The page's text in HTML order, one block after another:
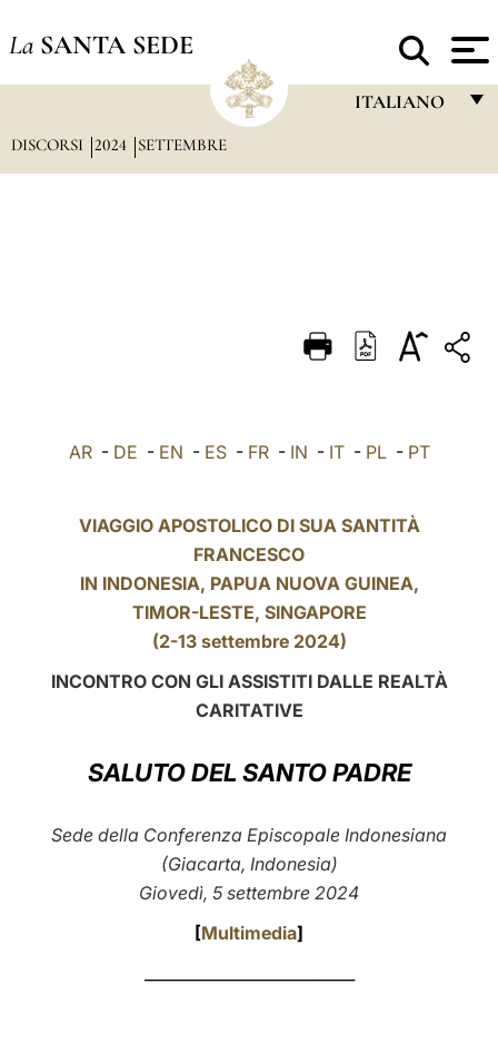
La SANTA SEDE
ITALIANO
DEUTSCH
العربيّة
LATINE
DISCORSI 2024 SETTEMBRE
AR- DE - EN - ES- FR- IN - IT- PL- PT
VIAGGIO APOSTOLICO DI SUA SANTITÀ
FRANCESCO
IN INDONESIA, PAPUA NUOVA GUINEA,
TIMOR-LESTE, SINGAPORE
(2-13 settembre 2024)
INCONTRO CON GLI ASSISTITI DALLE REALTÀ
CARITATIVE
SALUTO DEL SANTO PADRE
Sede della Conferenza Episcopale Indonesiana
(Giacarta, Indonesia)
Giovedì, 5 settembre 2024
[Multimedia]